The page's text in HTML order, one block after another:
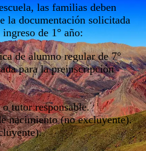
las familias deben
la documentación solicitada
de 1° año:
de alumno regular de 7°
para la preinscripción
tutor responsable.
nacimiento (no excluyente).